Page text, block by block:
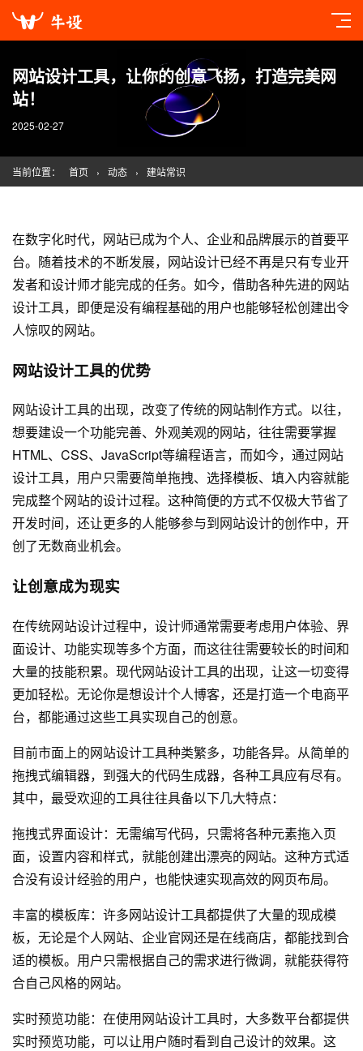
网站设计工具，让你的创意飞扬，打造完美网
站！
2025-02-27
当前位置： 首页 › 动态 › 建站常识
在数字化时代，网站已成为个人、企业和品牌展示的首要平
台。随着技术的不断发展，网站设计已经不再是只有专业开
发者和设计师才能完成的任务。如今，借助各种先进的网站
设计工具，即便是没有编程基础的用户也能够轻松创建出令
人惊叹的网站。
网站设计工具的优势
网站设计工具的出现，改变了传统的网站制作方式。以往，
想要建设一个功能完善、外观美观的网站，往往需要掌握
HTML、CSS、JavaScript等编程语言，而如今，通过网站
设计工具，用户只需要简单拖拽、选择模板、填入内容就能
完成整个网站的设计过程。这种简便的方式不仅极大节省了
开发时间，还让更多的人能够参与到网站设计的创作中，开
创了无数商业机会。
让创意成为现实
在传统网站设计过程中，设计师通常需要考虑用户体验、界
面设计、功能实现等多个方面，而这往往需要较长的时间和
大量的技能积累。现代网站设计工具的出现，让这一切变得
更加轻松。无论你是想设计个人博客，还是打造一个电商平
台，都能通过这些工具实现自己的创意。
目前市面上的网站设计工具种类繁多，功能各异。从简单的
拖拽式编辑器，到强大的代码生成器，各种工具应有尽有。
其中，最受欢迎的工具往往具备以下几大特点：
拖拽式界面设计：无需编写代码，只需将各种元素拖入页
面，设置内容和样式，就能创建出漂亮的网站。这种方式适
合没有设计经验的用户，也能快速实现高效的网页布局。
丰富的模板库：许多网站设计工具都提供了大量的现成模
板，无论是个人网站、企业官网还是在线商店，都能找到合
适的模板。用户只需根据自己的需求进行微调，就能获得符
合自己风格的网站。
实时预览功能：在使用网站设计工具时，大多数平台都提供
实时预览功能，可以让用户随时看到自己设计的效果。这